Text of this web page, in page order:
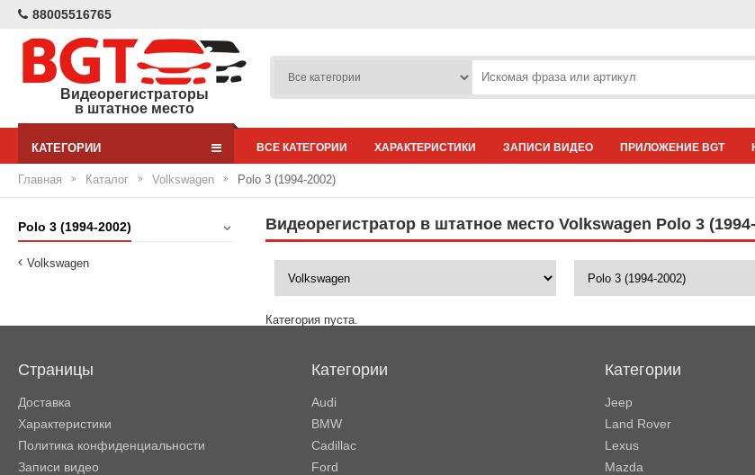
88005516765
Видеорегистраторы
в штатное место
КАТЕГОРИИ ВСЕ КАТЕГОРИИ ХАРАКТЕРИСТИКИ ЗАПИСИ ВИДЕО ПРИЛОЖЕНИЕ BGT
Главная Каталог Volkswagen Polo 3 (1994-2002)
Polo 3 (1994-2002)
Volkswagen
Видеорегистратор в штатное место Volkswagen Polo 3
Категория пуста.
Страницы
Доставка
Характеристики
Политика конфиденциальности
Записи видео
Категории
Audi
BMW
Cadillac
Ford
Категории
Jeep
Land Rover
Lexus
Mazda